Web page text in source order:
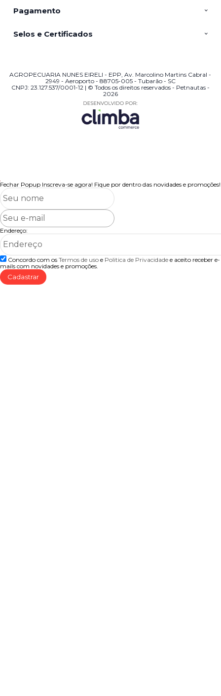
Pagamento
Selos e Certificados
AGROPECUARIA NUNES EIRELI - EPP, Av. Marcolino Martins Cabral -
2949 - Aeroporto - 88705-005 - Tubarão - SC
CNPJ: 23.127.537/0001-12 | © Todos os direitos reservados - Petnautas -
2026
Fechar Popup Inscreva-se agora! Fique por dentro das novidades e promoções!
Endereço:
Concordo com os Termos de uso e Politica de Privacidade e aceito receber e-
mails com novidades e promoções.
Cadastrar